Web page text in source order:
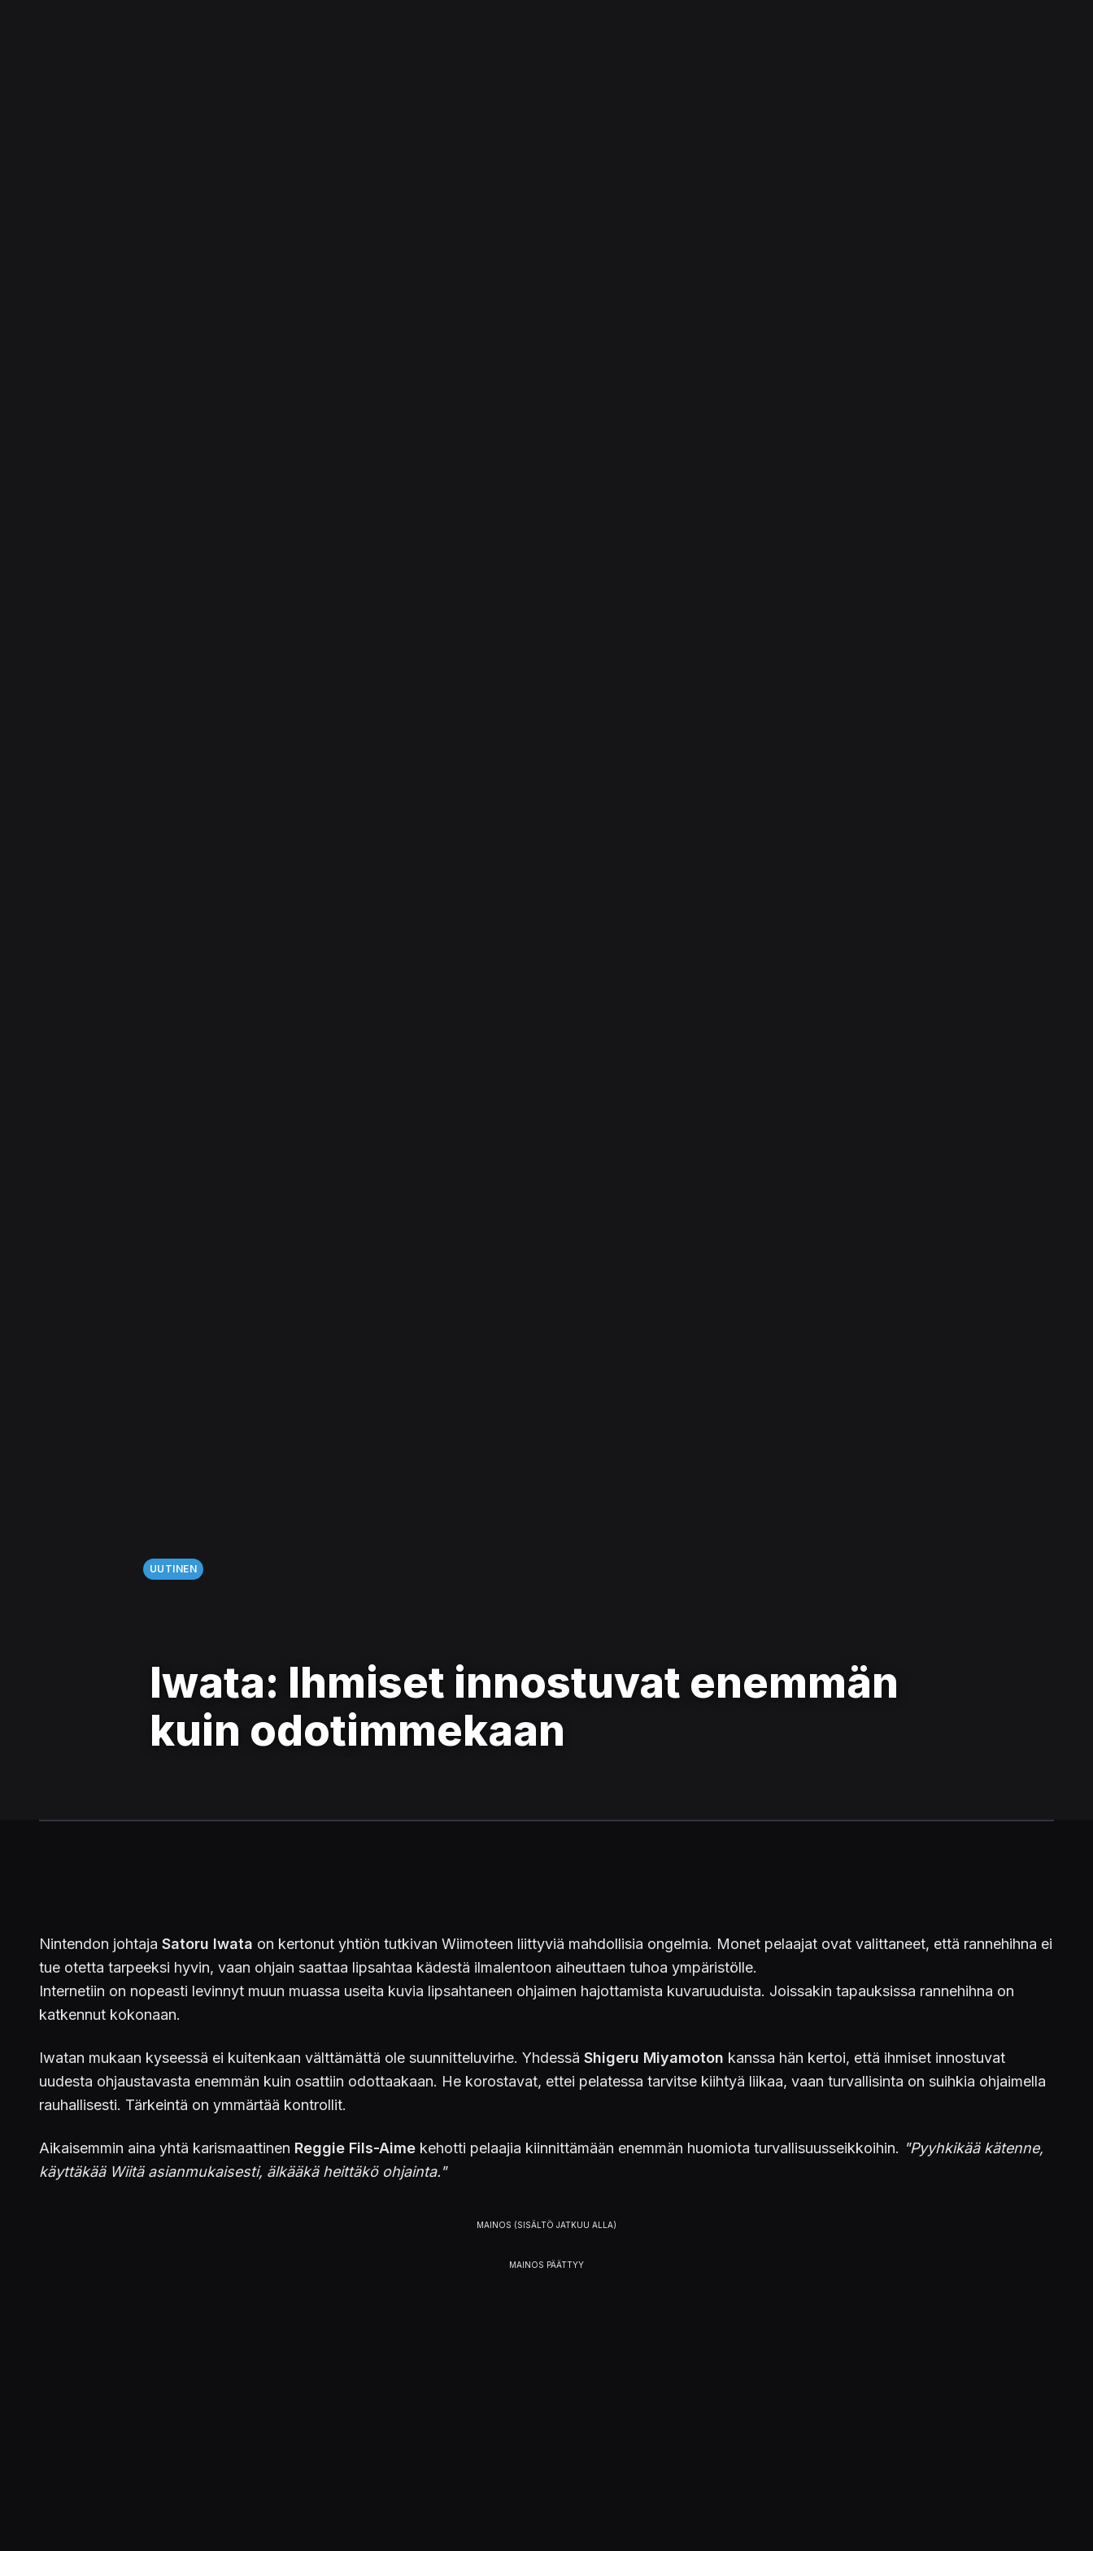
UUTINEN
Iwata: Ihmiset innostuvat enemmän
kuin odotimmekaan
Nintendon johtaja Satoru Iwata on kertonut yhtiön tutkivan Wiimoteen liittyviä mahdollisia ongelmia. Monet pelaajat ovat valittaneet, että rannehihna ei
tue otetta tarpeeksi hyvin, vaan ohjain saattaa lipsahtaa kädestä ilmalentoon aiheuttaen tuhoa ympäristölle.
Internetiin on nopeasti levinnyt muun muassa useita kuvia lipsahtaneen ohjaimen hajottamista kuvaruuduista. Joissakin tapauksissa rannehihna on
katkennut kokonaan.
Iwatan mukaan kyseessä ei kuitenkaan välttämättä ole suunnitteluvirhe. Yhdessä Shigeru Miyamoton kanssa hän kertoi, että ihmiset innostuvat
uudesta ohjaustavasta enemmän kuin osattiin odottaakaan. He korostavat, ettei pelatessa tarvitse kiihtyä liikaa, vaan turvallisinta on suihkia ohjaimella
rauhallisesti. Tärkeintä on ymmärtää kontrollit.
Aikaisemmin aina yhtä karismaattinen Reggie Fils-Aime kehotti pelaajia kiinnittämään enemmän huomiota turvallisuusseikkoihin. "Pyyhkikää kätenne,
käyttäkää Wiitä asianmukaisesti, älkääkä heittäkö ohjainta."